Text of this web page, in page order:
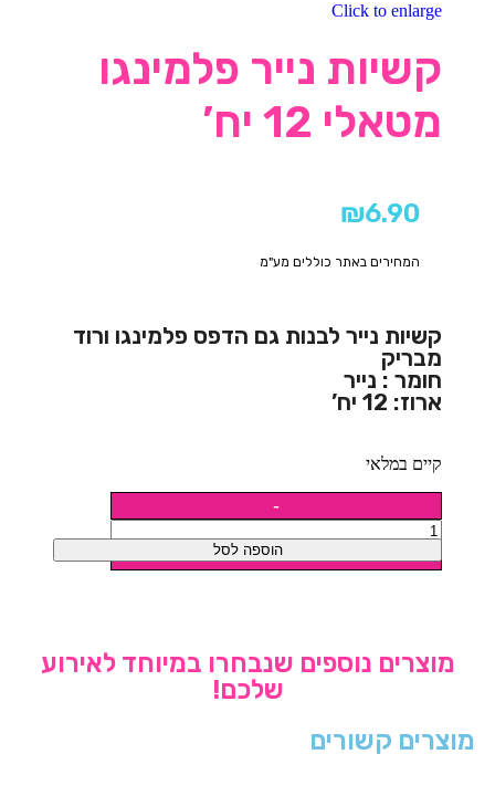
Click to enlarge
קשיות נייר פלמינגו
מטאלי 12 יח’
₪6.90
המחירים באתר כוללים מע"מ
קשיות נייר לבנות גם הדפס פלמינגו ורוד
מבריק
חומר : נייר
ארוז: 12 יח’
קיים במלאי
הוספה לסל
מוצרים נוספים שנבחרו במיוחד לאירוע
שלכם!
מוצרים קשורים